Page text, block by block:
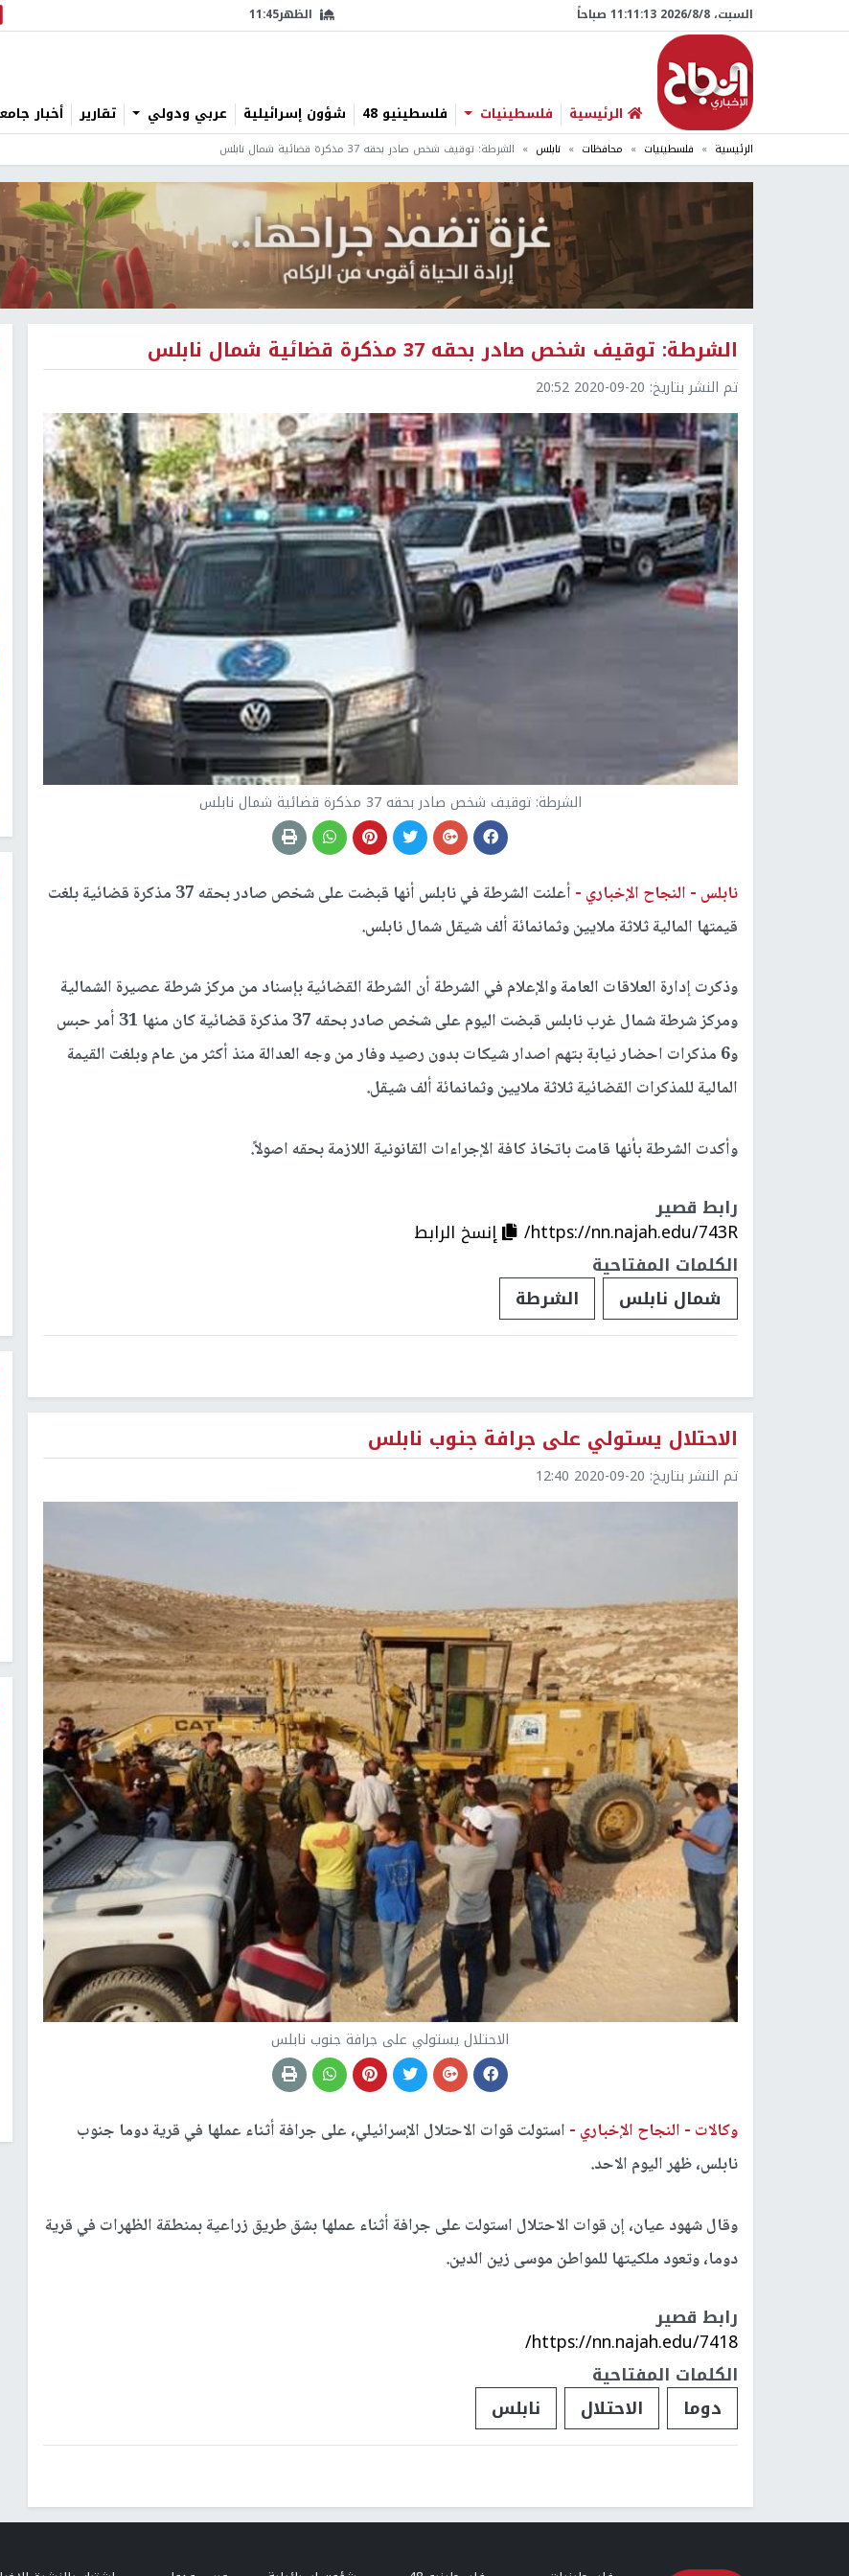
السبت، 8/‏8/‏2026 11:11:14 صباحاً الظهر11:45
الرئيسية فلسطينيات فلسطينيو 48 شؤون إسرائيلية عربي ودولي تقارير أخبار
الرئيسية فلسطينيات محافظات نابلس الشرطة: توقيف شخص صادر بحقه 37 مذكرة قضائية شمال نابلس
الشرطة: توقيف شخص صادر بحقه 37 مذكرة قضائية شمال نابلس
تم النشر بتاريخ: 2020-09-20 20:52
الشرطة: توقيف شخص صادر بحقه 37 مذكرة قضائية شمال نابلس
نابلس - النجاح الإخباري -
أعلنت الشرطة في نابلس أنها قبضت على شخص صادر بحقه 37 مذكرة قضائية بلغت
قيمتها المالية ثلاثة ملايين وثمانمائة ألف شيقل شمال نابلس.
وذكرت إدارة العلاقات العامة والإعلام في الشرطة أن الشرطة القضائية بإسناد من مركز شرطة عصيرة الشمالية
ومركز شرطة شمال غرب نابلس قبضت اليوم على شخص صادر بحقه 37 مذكرة قضائية كان منها 31 أمر حبس
و6 مذكرات احضار نيابة بتهم اصدار شيكات بدون رصيد وفار من وجه العدالة منذ أكثر من عام وبلغت القيمة
المالية للمذكرات القضائية ثلاثة ملايين وثمانمائة ألف شيقل.
وأكدت الشرطة بأنها قامت باتخاذ كافة الإجراءات القانونية اللازمة بحقه اصولاً.
رابط قصير
https://nn.najah.edu/743R/
إنسخ الرابط
الكلمات المفتاحية
شمال نابلس
الشرطة
الاحتلال يستولي على جرافة جنوب نابلس
تم النشر بتاريخ: 2020-09-20 12:40
الاحتلال يستولي على جرافة جنوب نابلس
وكالات - النجاح الإخباري - استولت قوات الاحتلال الإسرائيلي، على جرافة أثناء عملها في قرية دوما جنوب
نابلس، ظهر اليوم الاحد.
وقال شهود عيان، إن قوات الاحتلال استولت على جرافة أثناء عملها بشق طريق زراعية بمنطقة الظهرات في قرية
دوما، وتعود ملكيتها للمواطن موسى زين الدين.
رابط قصير
https://nn.najah.edu/7418/
الكلمات المفتاحية
دوما
الاحتلال نابلس